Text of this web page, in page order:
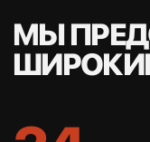
ЧАЩЕ ВСЕГО
// Q&A